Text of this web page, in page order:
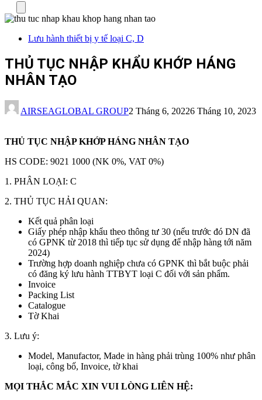
Lưu hành thiết bị y tế loại C, D
THỦ TỤC NHẬP KHẨU KHỚP HÁNG
NHÂN TẠO
AIRSEAGLOBAL GROUP2 Tháng 6, 20226 Tháng 10, 2023
THỦ TỤC NHẬP KHỚP HÁNG NHÂN TẠO
HS CODE: 9021 1000 (NK 0%, VAT 0%)
1. PHÂN LOẠI: C
2. THỦ TỤC HẢI QUAN:
Kết quả phân loại
Giấy phép nhập khẩu theo thông tư 30 (nếu trước đó DN đã
có GPNK từ 2018 thì tiếp tục sử dụng để nhập hàng tới năm
2024)
Trường hợp doanh nghiệp chưa có GPNK thì bắt buộc phải
có đăng ký lưu hành TTBYT loại C đối với sản phẩm.
Invoice
Packing List
Catalogue
Tờ Khai
3. Lưu ý:
Model, Manufactor, Made in hàng phải trùng 100% như phân
loại, công bố, Invoice, tờ khai
MỌI THẮC MẮC XIN VUI LÒNG LIÊN HỆ: